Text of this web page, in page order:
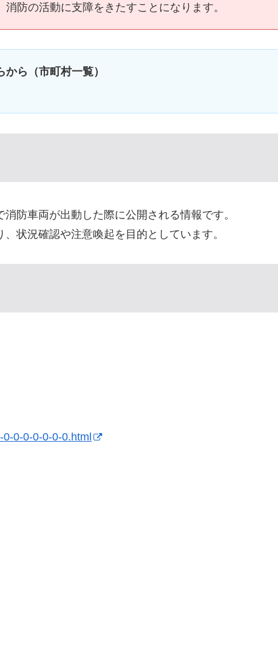
防の活動に支障をきたすことになります。
ら（市町村一覧）
防車両が出動した際に公開される情報です。
状況確認や注意喚起を目的としています。
0-0-0-0-0-0.html